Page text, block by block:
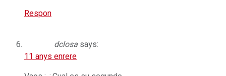
Respon
dclosa says:
11 anys enrere